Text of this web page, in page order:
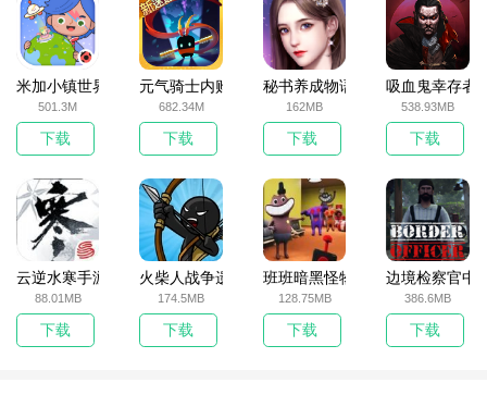
米加小镇世界2025官方版
501.3M
下载
元气骑士内购破解版
682.34M
下载
秘书养成物语
162MB
下载
吸血鬼幸存者
538.93MB
下载
云逆水寒手游
88.01MB
下载
火柴人战争遗产无敌版
174.5MB
下载
班班暗黑怪物生存挑战5
128.75MB
下载
边境检察官中
386.6MB
下载